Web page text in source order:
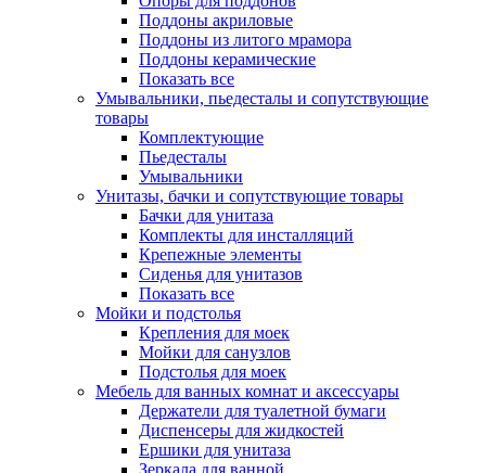
Поддоны акриловые
Поддоны из литого мрамора
Поддоны керамические
Показать все
Умывальники, пьедесталы и сопутствующие
товары
Комплектующие
Пьедесталы
Умывальники
Унитазы, бачки и сопутствующие товары
Бачки для унитаза
Комплекты для инсталляций
Крепежные элементы
Сиденья для унитазов
Показать все
Мойки и подстолья
Крепления для моек
Мойки для санузлов
Подстолья для моек
Мебель для ванных комнат и аксессуары
Держатели для туалетной бумаги
Диспенсеры для жидкостей
Ершики для унитаза
Зеркала для ванной